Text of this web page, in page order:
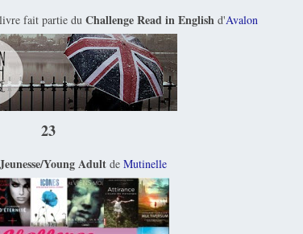
fait partie du Challenge Read in English d'Avalon
23
Young Adultde Mutinelle